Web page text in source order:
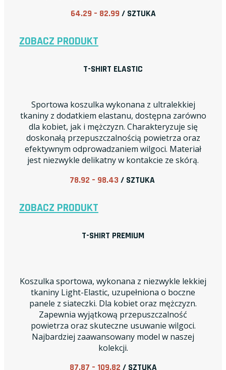
64.29 – 82.99/ SZTUKA
ZOBACZ PRODUKT
T-SHIRT ELASTIC
Sportowa koszulka wykonana z ultralekkiej
tkaniny z dodatkiem elastanu, dostępna zarówno
dla kobiet, jak i mężczyzn. Charakteryzuje się
doskonałą przepuszczalnością powietrza oraz
efektywnym odprowadzaniem wilgoci. Materiał
jest niezwykle delikatny w kontakcie ze skórą.
78.92 – 98.43/ SZTUKA
ZOBACZ PRODUKT
T-SHIRT PREMIUM
Koszulka sportowa, wykonana z niezwykle lekkiej
tkaniny Light-Elastic, uzupełniona o boczne
panele z siateczki. Dla kobiet oraz mężczyzn.
Zapewnia wyjątkową przepuszczalność
powietrza oraz skuteczne usuwanie wilgoci.
Najbardziej zaawansowany model w naszej
kolekcji.
87.87 – 109.82 / SZTUKA